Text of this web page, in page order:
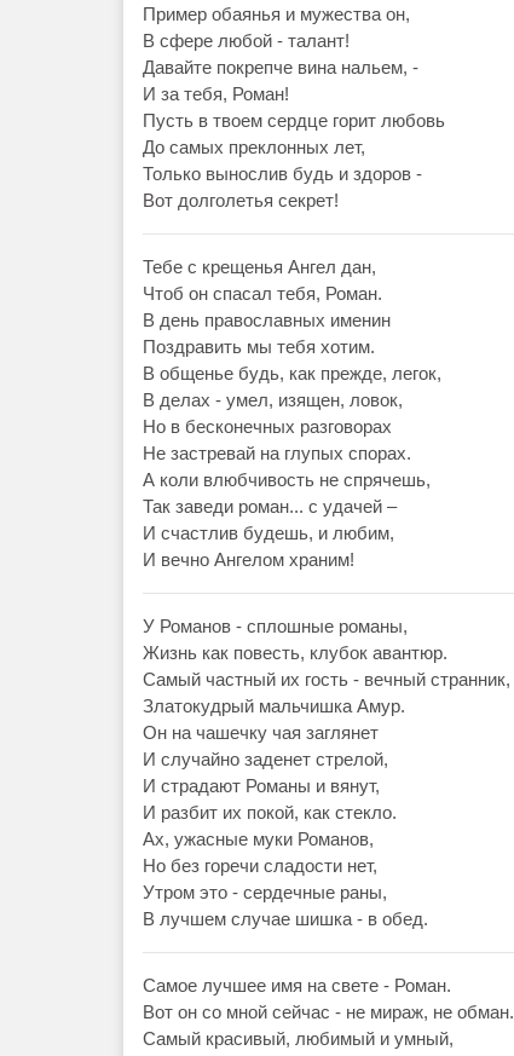
Пример обаянья и мужества он,
В сфере любой - талант!
Давайте покрепче вина нальем, -
И за тебя, Роман!
Пусть в твоем сердце горит любовь
До самых преклонных лет,
Только вынослив будь и здоров -
Вот долголетья секрет!
Тебе с крещенья Ангел дан,
Чтоб он спасал тебя, Роман.
В день православных именин
Поздравить мы тебя хотим.
В общенье будь, как прежде, легок,
В делах - умел, изящен, ловок,
Но в бесконечных разговорах
Не застревай на глупых спорах.
А коли влюбчивость не спрячешь,
Так заведи роман... с удачей –
И счастлив будешь, и любим,
И вечно Ангелом храним!
У Романов - сплошные романы,
Жизнь как повесть, клубок авантюр.
Самый частный их гость - вечный странник,
Златокудрый мальчишка Амур.
Он на чашечку чая заглянет
И случайно заденет стрелой,
И страдают Романы и вянут,
И разбит их покой, как стекло.
Ах, ужасные муки Романов,
Но без горечи сладости нет,
Утром это - сердечные раны,
В лучшем случае шишка - в обед.
Самое лучшее имя на свете - Роман.
Вот он со мной сейчас - не мираж, не обман.
Самый красивый, любимый и умный,